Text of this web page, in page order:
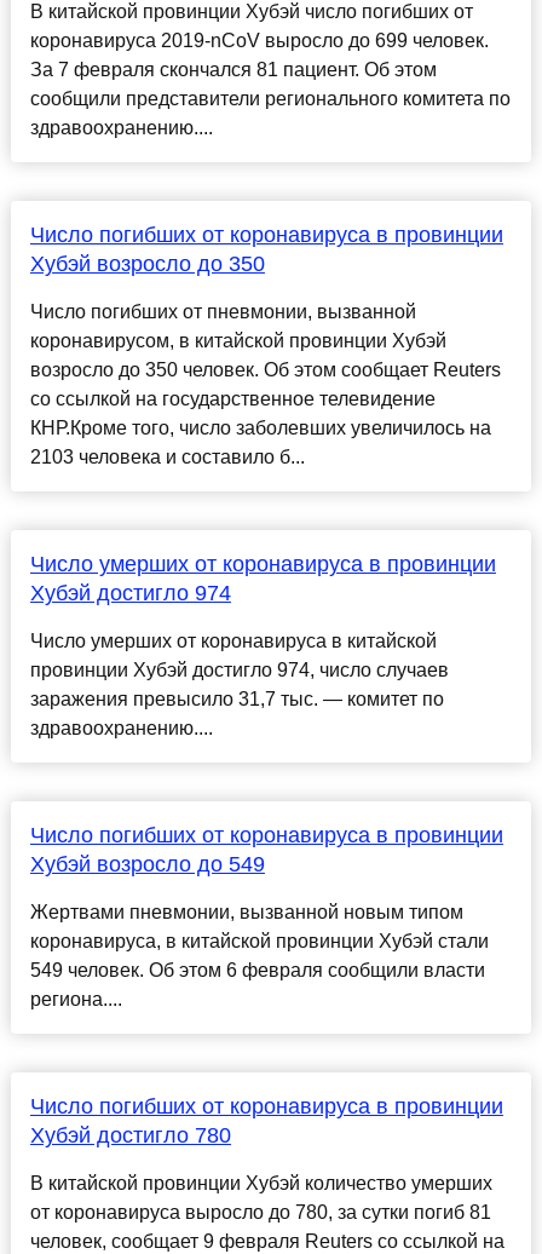
В китайской провинции Хубэй число погибших от
коронавируса 2019-nCoV выросло до 699 человек.
За 7 февраля скончался 81 пациент. Об этом
сообщили представители регионального комитета по
здравоохранению....
Число погибших от коронавируса в провинции
Хубэй возросло до 350
Число погибших от пневмонии, вызванной
коронавирусом, в китайской провинции Хубэй
возросло до 350 человек. Об этом сообщает Reuters
со ссылкой на государственное телевидение
КНР.Кроме того, число заболевших увеличилось на
2103 человека и составило б...
Число умерших от коронавируса в провинции
Хубэй достигло 974
Число умерших от коронавируса в китайской
провинции Хубэй достигло 974, число случаев
заражения превысило 31,7 тыс. — комитет по
здравоохранению....
Число погибших от коронавируса в провинции
Хубэй возросло до 549
Жертвами пневмонии, вызванной новым типом
коронавируса, в китайской провинции Хубэй стали
549 человек. Об этом 6 февраля сообщили власти
региона....
Число погибших от коронавируса в провинции
Хубэй достигло 780
В китайской провинции Хубэй количество умерших
от коронавируса выросло до 780, за сутки погиб 81
человек, сообщает 9 февраля Reuters со ссылкой на